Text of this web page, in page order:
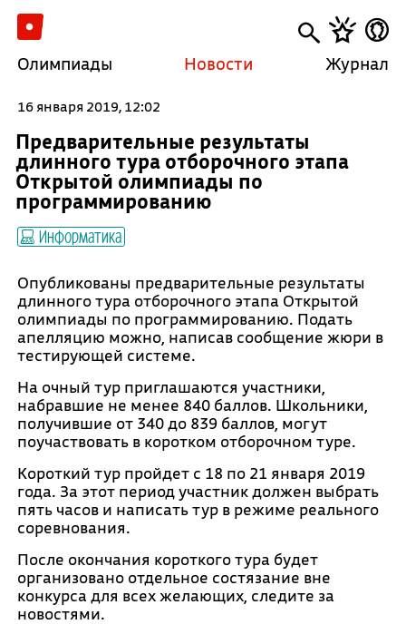
Олимпиады Новости Журнал
16 января 2019, 12:02
Предварительные результаты
длинного тура отборочного этапа
Открытой олимпиады по
программированию
Информатика
Опубликованы предварительные результаты
длинного тура отборочного этапа Открытой
олимпиады по программированию. Подать
апелляцию можно, написав сообщение жюри в
тестирующей системе.
На очный тур приглашаются участники,
набравшие не менее 840 баллов. Школьники,
получившие от 340 до 839 баллов, могут
поучаствовать в коротком отборочном туре.
Короткий тур пройдет с 18 по 21 января 2019
года. За этот период участник должен выбрать
пять часов и написать тур в режиме реального
соревнования.
После окончания короткого тура будет
организовано отдельное состязание вне
конкурса для всех желающих, следите за
новостями.